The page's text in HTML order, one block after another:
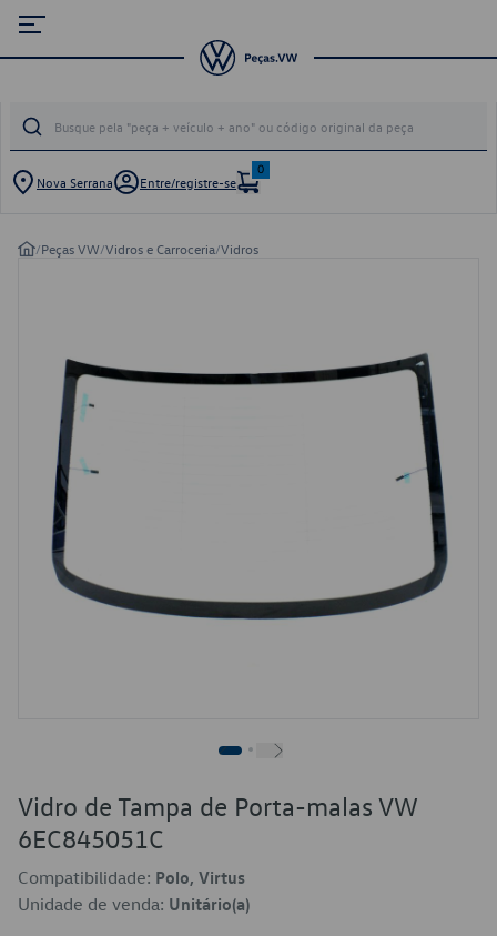
Nova Serrana Entre/registre-se
0
/Peças VW/Vidros e Carroceria/Vidros
Vidro de Tampa de Porta-malas VW
6EC845051C
Compatibilidade: Polo, Virtus
Unidade de venda: Unitário(a)